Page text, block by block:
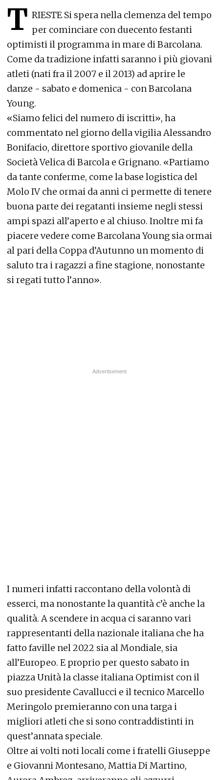
T RIESTE Si spera nella clemenza del tempo
per cominciare con duecento festanti
optimisti il programma in mare di Barcolana.
Come da tradizione infatti saranno i più giovani
atleti (nati fra il 2007 e il 2013) ad aprire le
danze - sabato e domenica - con Barcolana
Young.
«Siamo felici del numero di iscritti», ha
commentato nel giorno della vigilia Alessandro
Bonifacio, direttore sportivo giovanile della
Società Velica di Barcola e Grignano. «Partiamo
da tante conferme, come la base logistica del
Molo IV che ormai da anni ci permette di tenere
buona parte dei regatanti insieme negli stessi
ampi spazi all’aperto e al chiuso. Inoltre mi fa
piacere vedere come Barcolana Young sia ormai
al pari della Coppa d’Autunno un momento di
saluto tra i ragazzi a fine stagione, nonostante
si regati tutto l’anno».
I numeri infatti raccontano della volontà di
esserci, ma nonostante la quantità c’è anche la
qualità. A scendere in acqua ci saranno vari
rappresentanti della nazionale italiana che ha
fatto faville nel 2022 sia al Mondiale, sia
all’Europeo. E proprio per questo sabato in
piazza Unità la classe italiana Optimist con il
suo presidente Cavallucci e il tecnico Marcello
Meringolo premieranno con una targa i
migliori atleti che si sono contraddistinti in
quest’annata speciale.
Oltre ai volti noti locali come i fratelli Giuseppe
e Giovanni Montesano, Mattia Di Martino,